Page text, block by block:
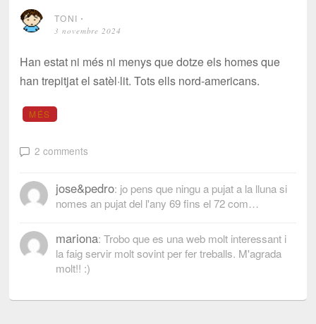
TONI ⋅
3 novembre 2024
Han estat ni més ni menys que dotze els homes que
han trepitjat el satèl·lit. Tots ells nord-americans.
MÉS
2 comments
jose&pedro: jo pens que ningu a pujat a la lluna si
nomes an pujat del l'any 69 fins el 72 com…
mariona: Trobo que es una web molt interessant i
la faig servir molt sovint per fer treballs. M'agrada
molt!! :)